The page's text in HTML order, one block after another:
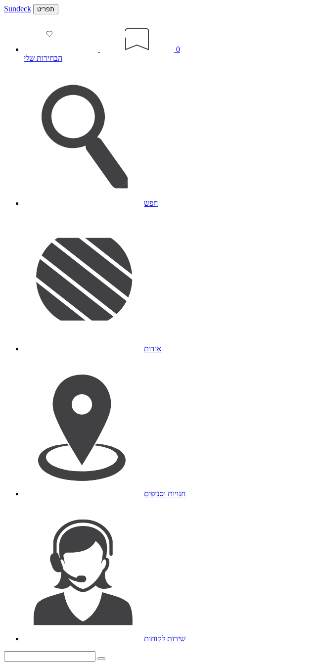
Sundeck תפריט
0
הבחירות שלי
חפש
אודות
חנויות וסניפים
שירות לקוחות